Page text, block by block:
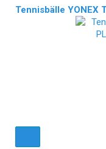
Tennisbälle YONEX